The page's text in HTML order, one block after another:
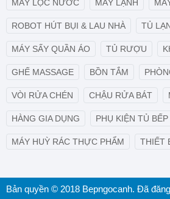
MÁY LỌC NƯỚC MÁY LẠNH
ROBOT HÚT BỤI & LAU NHÀ TỦ
MÁY SẤY QUẦN ÁO TỦ RƯỢU
GHẾ MASSAGE BỒN TẮM
VÒI RỬA CHÉN CHẬU RỬA BÁT
HÀNG GIA DỤNG PHỤ KIỆN TỦ BẾP
MÁY HUỲ RÁC THỰC PHẨM THIẾT
Bản quyền © 2018 Bepngocanh. Đã